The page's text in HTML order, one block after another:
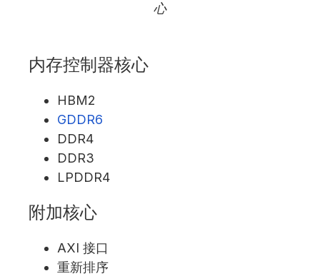
心
内存控制器核心
HBM2
GDDR6
DDR4
DDR3
LPDDR4
附加核心
AXI 接口
重新排序